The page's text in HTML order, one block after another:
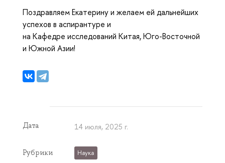
Поздравляем Екатерину и желаем ей дальнейших
успехов в аспирантуре и
на Кафедре исследований Китая, Юго-Восточной
и Южной Азии!
Дата 14 июля, 2025 г.
Рубрики Наука